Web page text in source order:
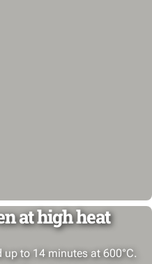
at high heat
to 14 minutes at 600°C.